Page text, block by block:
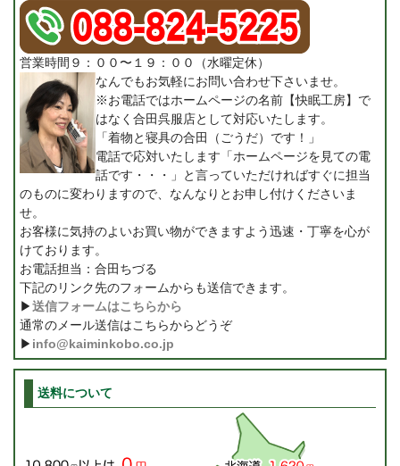
営業時間９：００〜１９：００（水曜定休）
なんでもお気軽にお問い合わせ下さいませ。
※お電話ではホームページの名前【快眠工房】で
はなく合田呉服店として対応いたします。
「着物と寝具の合田（ごうだ）です！」
電話で応対いたします「ホームページを見ての電
話です・・・」と言っていただければすぐに担当
のものに変わりますので、なんなりとお申し付けくださいま
せ。
お客様に気持のよいお買い物ができますよう迅速・丁寧を心が
けております。
お電話担当：合田ちづる
下記のリンク先のフォームからも送信できます。
▶送信フォームはこちらから
通常のメール送信はこちらからどうぞ
▶ info@kaiminkobo.co.jp
送料について